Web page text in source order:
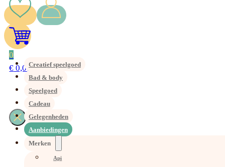
0
€ 0,00Creatief speelgoed
Bad & body
Speelgoed
Cadeau
Gelegenheden
Aanbiedingen
Merken
Api